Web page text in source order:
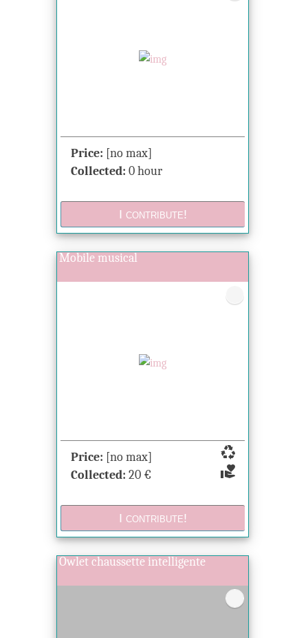
Price: [no max]
Collected: 0 hour
Mobile musical
recycling
volunteer_activism
Price: [no max]
Collected: 20 €
Owlet chaussette intelligente